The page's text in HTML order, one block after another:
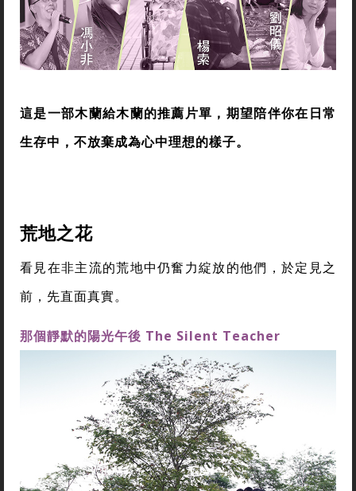
這是一部木蘭給木蘭的推薦片單，期望陪伴你在日常
生存中，不放棄成為心中理想的樣子。
荒地之花
看見在非主流的荒地中仍奮力綻放的他們，於定見之
前，先直面真實。
那個靜默的陽光午後 The Silent Teacher